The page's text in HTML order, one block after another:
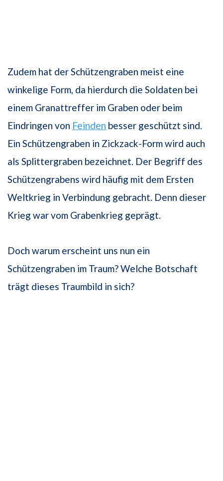
Zudem hat der Schützengraben meist eine
winkelige Form, da hierdurch die Soldaten bei
einem Granattreffer im Graben oder beim
Eindringen von Feinden besser geschützt sind.
Ein Schützengraben in Zickzack-Form wird auch
als Splittergraben bezeichnet. Der Begriff des
Schützengrabens wird häufig mit dem Ersten
Weltkrieg in Verbindung gebracht. Denn dieser
Krieg war vom Grabenkrieg geprägt.
Doch warum erscheint uns nun ein
Schützengraben im Traum? Welche Botschaft
trägt dieses Traumbild in sich?